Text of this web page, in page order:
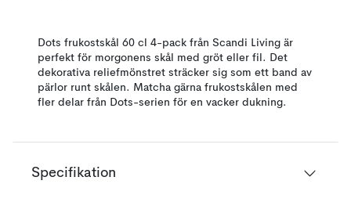
Dots frukostskål 60 cl 4-pack från Scandi Living är
perfekt för morgonens skål med gröt eller fil. Det
dekorativa reliefmönstret sträcker sig som ett band av
pärlor runt skålen. Matcha gärna frukostskålen med
fler delar från Dots-serien för en vacker dukning.
Specifikation